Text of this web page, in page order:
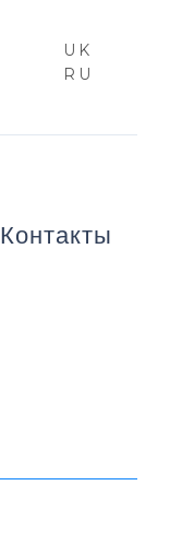
UK
RU
Контакты